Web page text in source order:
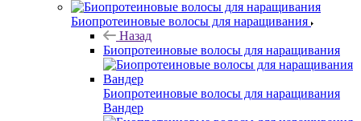
Биопротеиновые волосы для наращивания
Назад
Биопротеиновые волосы для наращивания
Биопротеиновые волосы для наращивания
Вандер